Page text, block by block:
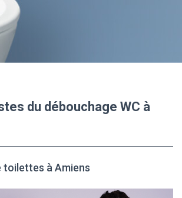
du débouchage WC à
toilettes à Amiens